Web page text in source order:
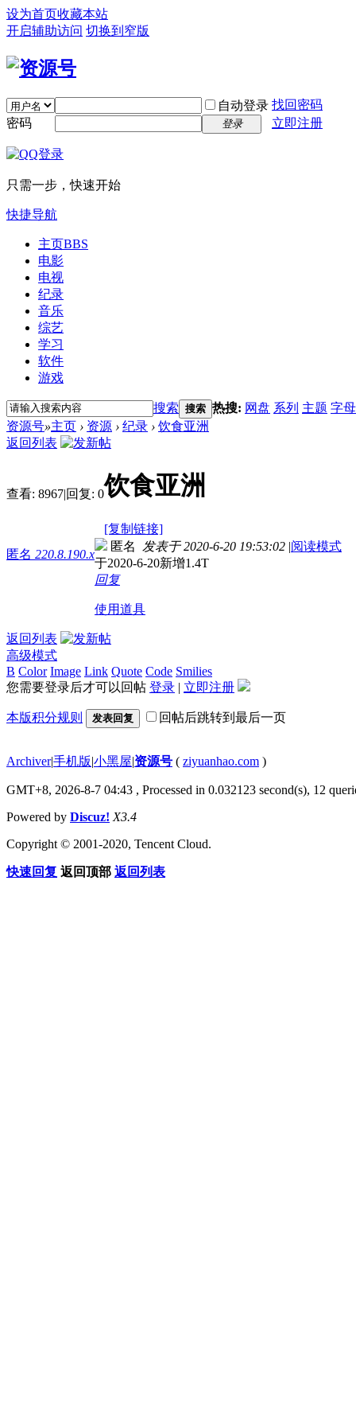
设为首页收藏本站
开启辅助访问 切换到窄版
自动登录 找回密码
密码
登录 立即注册
只需一步，快速开始
快捷导航
主页BBS
电影
电视
纪录
音乐
综艺
学习
软件
游戏
搜索 搜索 热搜: 网盘 系列 主题 字
资源号»主页 › 资源 › 纪录 › 饮食亚洲
返回列表
查看: 8967|回复: 0饮食亚洲
[复制链接]
匿名 220.8.190.x
匿名 发表于 2020-6-20 19:53:02 |阅读模式
于2020-6-20新增1.4T
回复
使用道具
返回列表
高级模式
B Color Image Link Quote Code Smilies
您需要登录后才可以回帖 登录 | 立即注册
本版积分规则 发表回复 回帖后跳转到最后一页
Archiver|手机版|小黑屋|资源号 ( ziyuanhao.com )
GMT+8, 2026-8-7 04:43 , Processed in 0.032123 second(s), 12
Powered by Discuz! X3.4
Copyright © 2001-2020, Tencent Cloud.
快速回复 返回顶部 返回列表